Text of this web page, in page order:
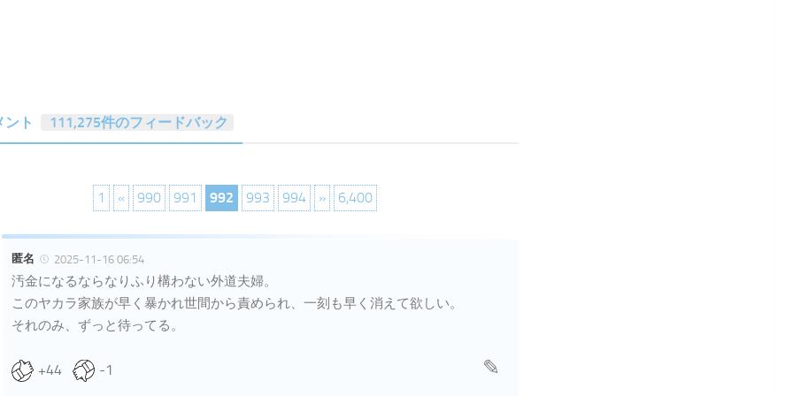
ント 111,275件のフィードバック
1 « 990 991 992 993 994 » 6,400
匿名 2025-11-16 06:54
汚金になるならなりふり構わない外道夫婦。
このヤカラ家族が早く暴かれ世間から責められ、一刻も早く消えて欲しい。
それのみ、ずっと待ってる。
+44 -1